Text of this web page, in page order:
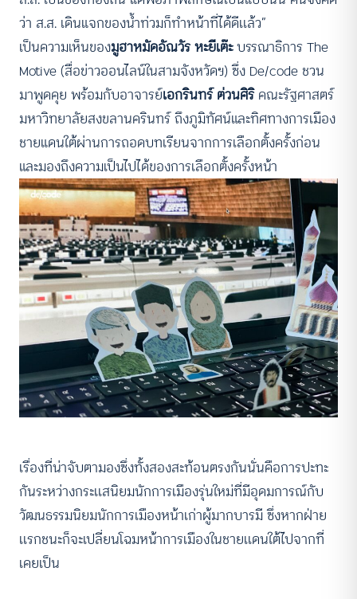
ว่า ส.ส. เดินแจกของน้ำท่วมก็ทำหน้าที่ได้ดีเเล้ว”
เป็นความเห็นของมูฮาหมัดอัณวัร หะยีเต๊ะบรรณาธิการ The
Motive (สื่อข่าวออนไลน์ในสามจังหวัดฯ) ซึ่ง De/code ชวน
มาพูดคุย พร้อมกับอาจารย์เอกรินทร์ ต่วนศิริคณะรัฐศาสตร์
มหาวิทยาลัยสงขลานครินทร์ ถึงภูมิทัศน์และทิศทางการเมือง
ชายแดนใต้ผ่านการถอดบทเรียนจากการเลือกตั้งครั้งก่อน
และมองถึงความเป็นไปได้ของการเลือกตั้งครั้งหน้า
เรื่องที่น่าจับตามองซึ่งทั้งสองสะท้อนตรงกันนั่นคือการปะทะ
กันระหว่างกระเเสนิยมนักการเมืองรุ่นใหม่ที่มีอุดมการณ์กับ
วัฒนธรรมนิยมนักการเมืองหน้าเก่าผู้มากบารมี ซึ่งหากฝ่าย
เเรกชนะก็จะเปลี่ยนโฉมหน้าการเมืองในชายเเดนใต้ไปจากที่
เคยเป็น